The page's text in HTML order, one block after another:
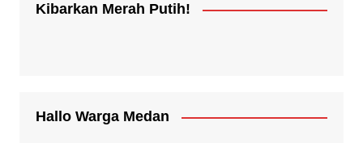
Kibarkan Merah Putih!
Hallo Warga Medan